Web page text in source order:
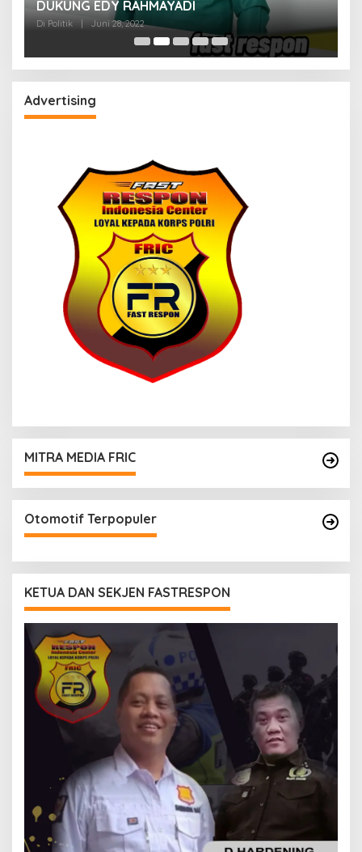
DUKUNG EDY RAHMAYADI
Di Politik | Juni 28, 2022
Advertising
MITRA MEDIA FRIC
Otomotif Terpopuler
KETUA DAN SEKJEN FASTRESPON